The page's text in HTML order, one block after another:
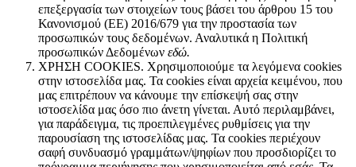
επεξεργασία των στοιχείων τους βάσει του άρθρου 15 του
Κανονισμού (ΕΕ) 2016/679 για την προστασία των
προσωπικών τους δεδομένων. Αναλυτικά η Πολιτική
προσωπικών Δεδομένων εδώ.
ΧΡΗΣΗ COOKIES. Χρησιμοποιούμε τα λεγόμενα cookies
στην ιστοσελίδα μας. Τα cookies είναι αρχεία κειμένου, που
μας επιτρέπουν να κάνουμε την επίσκεψή σας στην
ιστοσελίδα μας όσο πιο άνετη γίνεται. Αυτό περιλαμβάνει,
για παράδειγμα, τις προεπιλεγμένες ρυθμίσεις για την
παρουσίαση της ιστοσελίδας μας. Τα cookies περιέχουν
σαφή συνδυασμό γραμμάτων/ψηφίων που προσδιορίζει το